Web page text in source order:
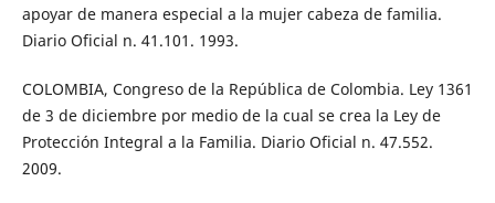
apoyar de manera especial a la mujer cabeza de familia.
Diario Oficial n. 41.101. 1993.
COLOMBIA, Congreso de la República de Colombia. Ley 1361
de 3 de diciembre por medio de la cual se crea la Ley de
Protección Integral a la Familia. Diario Oficial n. 47.552.
2009.